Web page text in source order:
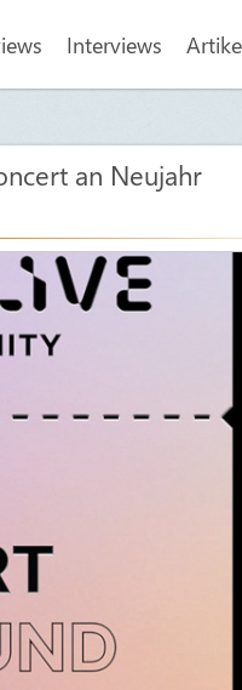
Interviews
an Neujahr